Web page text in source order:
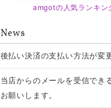
amgotの人気ランキン
News
後払い決済の支払い方法が変
当店からのメールを受信で
お願いします。